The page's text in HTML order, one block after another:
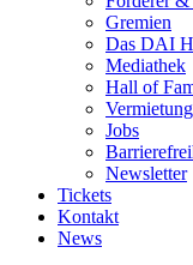
Gremien
Das DAI
Mediathek
Hall of
Vermietung
Jobs
Newsletter
Tickets
Kontakt
News